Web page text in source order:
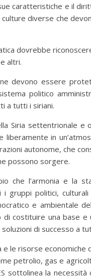
caratteristiche e il
diverse che
dovrebbe
altri.
devono essere
politico
a tutti i siriani.
Siria settentrionale
in
autonome, che
possono sorgere.
che l’armonia e la
politici, culturali
e ambientale
costituire una base
di successo a
e le risorse
petrolio, gas e
sottolinea la